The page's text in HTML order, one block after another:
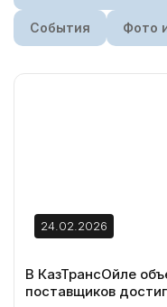
События Фото
24.02.2026
В КазТрансОйле
поставщиков